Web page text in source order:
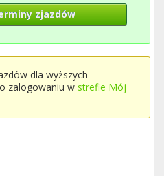
zjazdów
dla wyższych
zalogowaniu w strefie Mój